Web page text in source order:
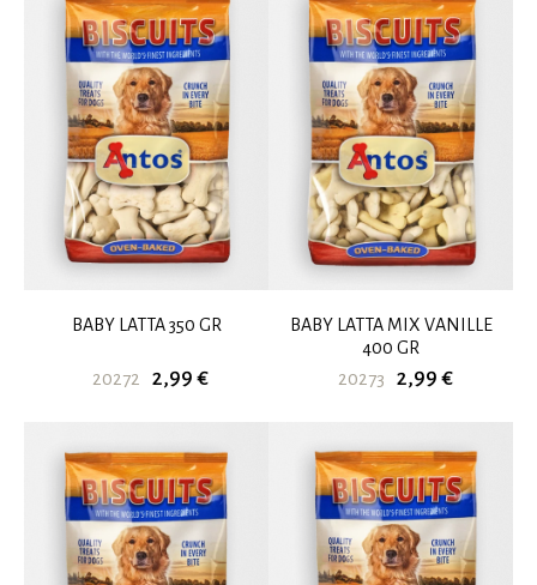
BABY LATTA 350 GR
20272 2,99 €
BABY LATTA MIX VANILLE
400 GR
20273 2,99 €